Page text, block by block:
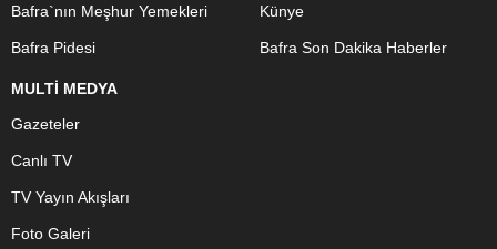
Bafra`nın Meşhur Yemekleri
Bafra Pidesi
Künye
Bafra Son Dakika Haberler
MULTİ MEDYA
Gazeteler
Canlı TV
TV Yayın Akışları
Foto Galeri